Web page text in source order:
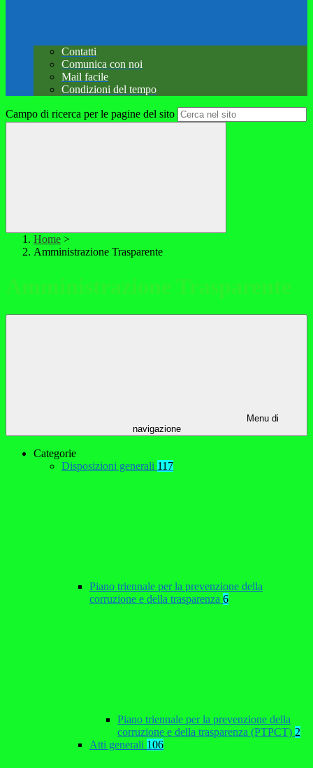
Contatti
Comunica con noi
Mail facile
Condizioni del tempo
Campo di ricerca per le pagine del sito
Home >
Amministrazione Trasparente
Amministrazione Trasparente
Menu di
navigazione
Categorie
Disposizioni generali 117
Piano triennale per la prevenzione della
corruzione e della trasparenza 6
Piano triennale per la prevenzione della
corruzione e della trasparenza (PTPCT) 2
Atti generali 106